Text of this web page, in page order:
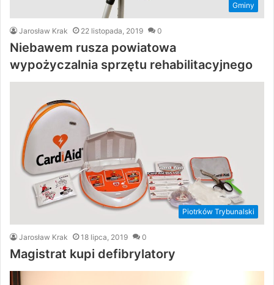
Gminy
Jarosław Krak 22 listopada, 2019 0
Niebawem rusza powiatowa
wypożyczalnia sprzętu rehabilitacyjnego
Piotrków Trybunalski
Jarosław Krak 18 lipca, 2019 0
Magistrat kupi defibrylatory